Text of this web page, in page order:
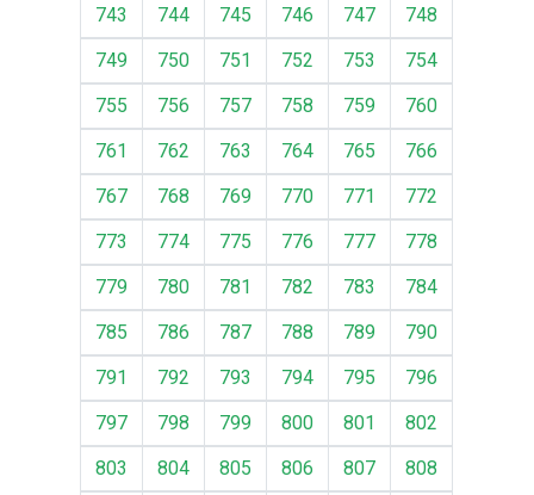
743
744 745 746 747
748
749
750 751 752 753
754
755
756 757 758 759
760
761
762 763 764 765
766
767
768 769 770 771
772
773
774 775 776 777
778
779
780 781 782 783
784
785
786 787 788 789
790
791
792 793 794 795
796
797
798 799 800 801
802
803
804 805 806 807 808